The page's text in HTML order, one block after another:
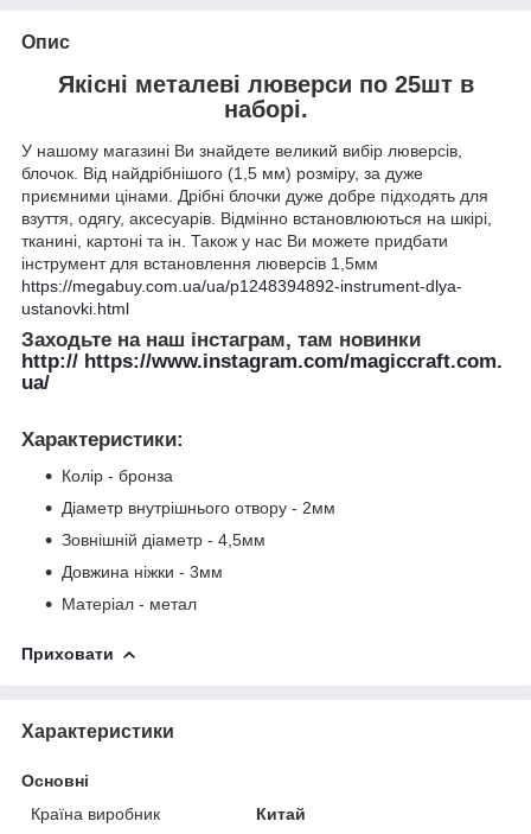
Опис
Якісні металеві люверси по 25шт в
наборі.
У нашому магазині Ви знайдете великий вибір люверсів,
блочок. Від найдрібнішого (1,5 мм) розміру, за дуже
приємними цінами. Дрібні блочки дуже добре підходять для
взуття, одягу, аксесуарів. Відмінно встановлюються на шкірі,
тканині, картоні та ін. Також у нас Ви можете придбати
інструмент для встановлення люверсів 1,5мм
https://megabuy.com.ua/ua/p1248394892-instrument-dlya-
ustanovki.html
Заходьте на наш інстаграм, там новинки
http:// https://www.instagram.com/magiccraft.com.
ua/
Характеристики:
Колір - бронза
Діаметр внутрішнього отвору - 2мм
Зовнішній діаметр - 4,5мм
Довжина ніжки - 3мм
Матеріал - метал
Приховати
Характеристики
Основні
Країна виробник
Китай